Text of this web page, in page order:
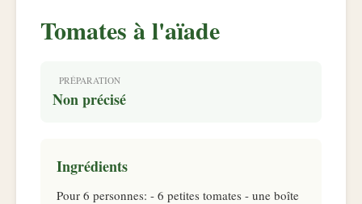
Tomates à l'aïade
PRÉPARATION
Non précisé
Ingrédients
Pour 6 personnes: - 6 petites tomates - une boîte